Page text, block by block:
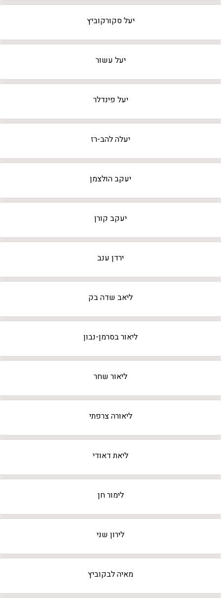
יעל סקורקוביץ
יעל עשור
יעל פינדלר
יעלה להב-רז
יעקב הולצמן
יעקב קורן
ירדן ענב
ליאב שדה בק
ליאור בסרמן-נבון
ליאור שחר
ליאורה צרפתי
ליאת דאודי
לימור חן
לירון שני
מאיה לבקוביץ